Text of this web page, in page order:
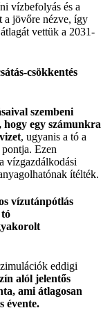
vízbefolyás és a
a jövőre nézve, így
vettük a 2031-
csökkentés
szembeni
hogy egy számunkra
, ugyanis a tó a
Ezen
vízgazdálkodási
ítélték.
vízutánpótlás
eddigi
alól jelentős
ami átlagosan
évente.